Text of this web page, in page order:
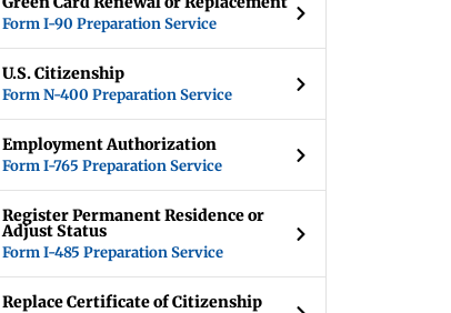
Form I-90 Preparation Service
U.S. Citizenship
Form N-400 Preparation Service
Employment Authorization
Form I-765 Preparation Service
Register Permanent Residence or
Adjust Status
Form I-485 Preparation Service
Replace Certificate of Citizenship